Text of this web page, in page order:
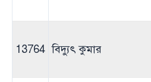
13764 বিদ্যুৎ কুমার